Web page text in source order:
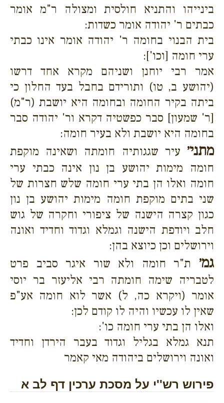
בינייהו והתניא חולסית ומצולה ר"מ אומר
כבתים ר' יהודה אומר כשדות:
בית הבנוי בחומה ר' יהודה אומר אינו כבתי
ערי חומה [וכו']:
אמר רבי יוחנן ושניהם מקרא אחד דרשו
(יהושע ב, טו) ותורידם בחבל בעד החלון כי
ביתה בקיר החומה ובחומה היא יושבת (ר"מ)
[ר' שמעון] סבר כפשטיה דקרא ור' יהודה סבר
בחומה היא יושבת ולא בעיר חומה:
מתני׳ עיר שגגותיה חומתה ושאינה מוקפת
חומה מימות יהושע בן נון אינה כבתי ערי
חומה ואלו הן בתי ערי חומה שלש חצרות של
שני בתים מוקפת חומה מימות יהושע בן נון
כגון קצרה הישנה של ציפורי וחקרה של גוש
חלב ויודפת הישנה וגמלא וגדוד וחדיד ואונה
וירושלים וכן כיוצא בהן:
גמ׳ ת"ר חומה ולא שור איגר סביב פרט
לטבריה שימה חומתה רבי אליעזר בר יוסי
אומר (ויקרא כה, ל) אשר לוא חומה אע"פ
שאין לו עכשיו והיה לו קודם לכן:
ואלו הן בתי ערי חומה כו':
תנא גמלא בגליל וגדוד בעבר הירדן וחדיד
ואונה וירושלים ביהודה מאי קאמר
פירוש רש''י על מסכת ערכין דף לב א